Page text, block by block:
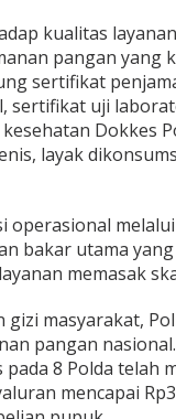
kualitas
pangan yang
sertifikat
sertifikat uji
Dokkes
layak
operasional
bakar utama
memasak
gizi masyarakat,
pangan
8 Polda telah
mencapai